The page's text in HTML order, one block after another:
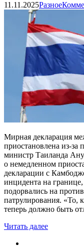
11.11.2025Разное
Мирная декларация
приостановлена из-за
министр Таиланда
о немедленном
декларации с
инцидента на
подорвались на
патрулирования. «То,
теперь должно быть
Читать далее